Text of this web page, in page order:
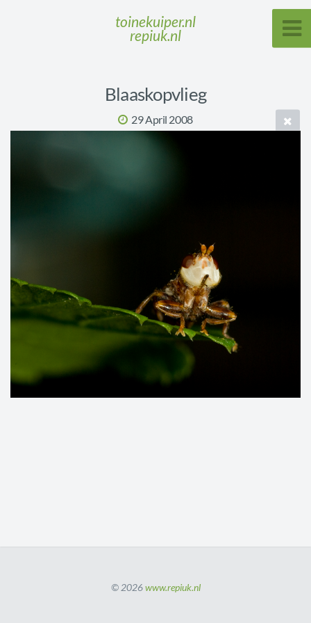
toinekuiper.nl
repiuk.nl
Blaaskopvlieg
29 April 2008
© 2026www.repiuk.nl